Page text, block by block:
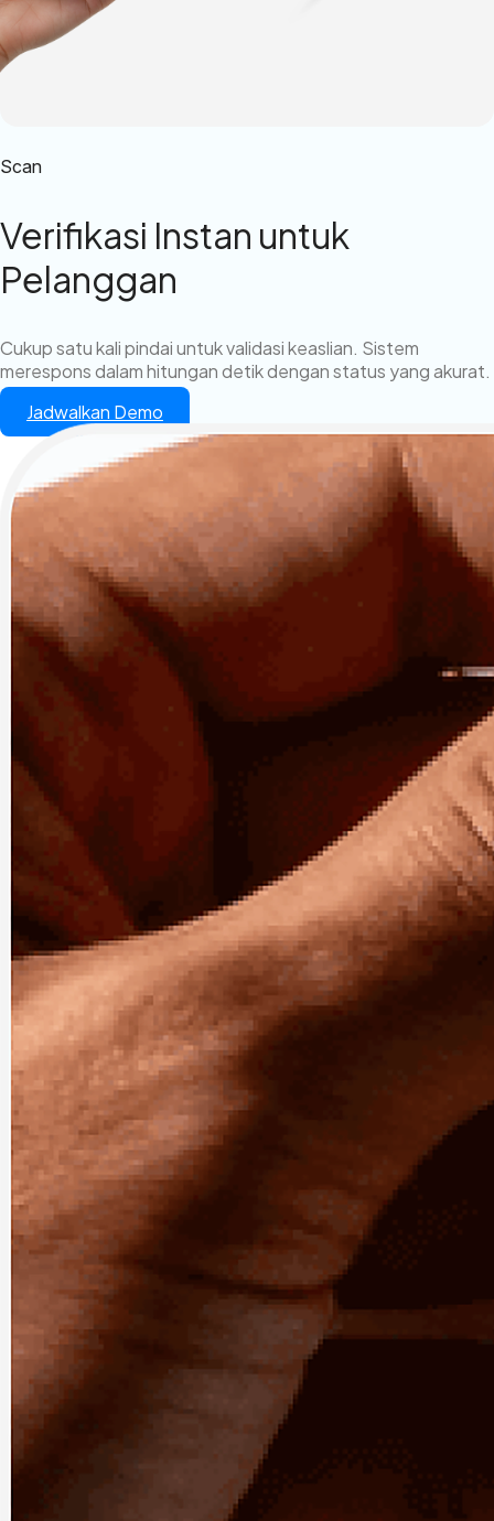
Scan
Verifikasi Instan untuk
Pelanggan
Cukup satu kali pindai untuk validasi keaslian. Sistem
merespons dalam hitungan detik dengan status yang akurat.
Jadwalkan Demo